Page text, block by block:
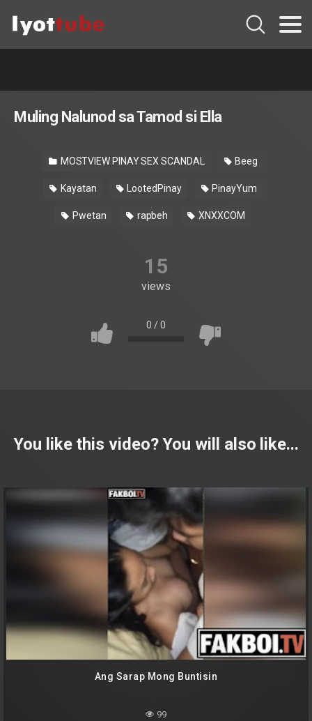
Muling Nalunod sa Tamod si Ella
MOSTVIEW PINAY SEX SCANDAL Beeg
Kayatan LootedPinay PinayYum
Pwetan rapbeh XNXXCOM
15
views
0 /0
You like this video? You will also like...
Ang Sarap Mong Buntisin
99